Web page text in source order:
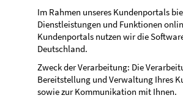
Im Rahmen unseres Kundenportals
Dienstleistungen und Funktionen
Kundenportals nutzen wir die
Deutschland.
Zweck der Verarbeitung: Die
Bereitstellung und Verwaltung Ihres
sowie zur Kommunikation mit Ihnen.